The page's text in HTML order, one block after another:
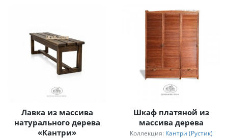
Лавка из массива
натурального дерева
«Кантри»
Шкаф платяной из
массива дерева
Коллекция: Кантри (Рустик)